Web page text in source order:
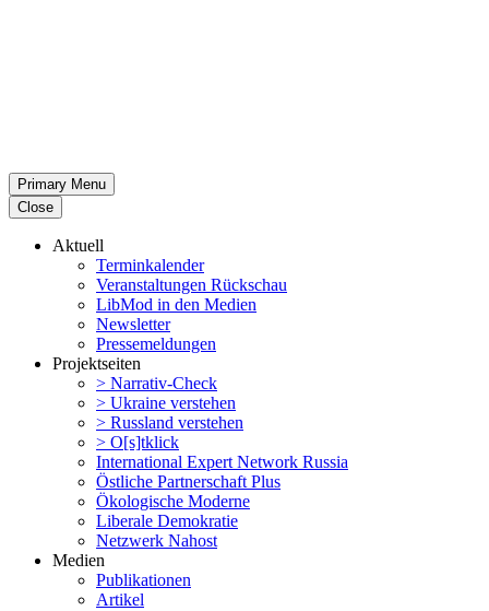
Primary Menu
Close
Aktuell
Termin­ka­lender
Veran­stal­tungen Rückschau
LibMod in den Medien
Newsletter
Presse­mel­dungen
Projekt­seiten
> Narrativ-Check
> Ukraine verstehen
> Russland verstehen
> O[s]tklick
Inter­na­tional Expert Network Russia
Östliche Partner­schaft Plus
Ökolo­gische Moderne
Liberale Demokratie
Netzwerk Nahost
Medien
Publi­ka­tionen
Artikel